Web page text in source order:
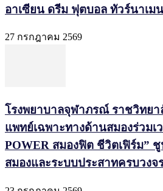
อาเซียน ดรีม ฟุตบอล ทัวร์นาเม
27 กรกฎาคม 2569
โรงพยาบาลจุฬาภรณ์ ราชวิทย
แพทย์เฉพาะทางด้านสมองร่วม
POWER สมองฟิต ชีวิตเฟิร์ม”
สมองและระบบประสาทครบวงจ